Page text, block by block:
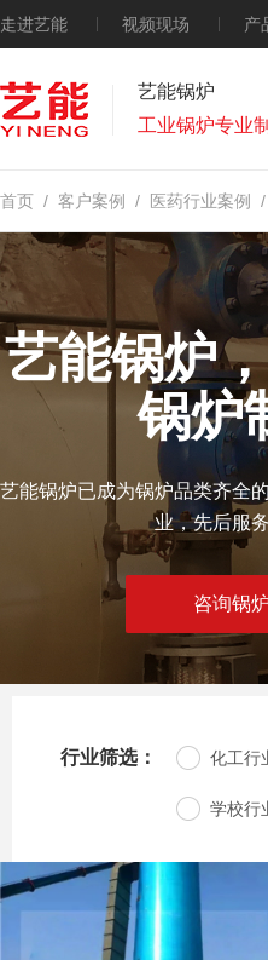
走进艺能 视频现场 产
艺能锅炉
工业锅炉专业
首页 / 客户案例 / 医药行业案例 /
艺能锅炉
锅炉
艺能锅炉已成为锅炉品类齐全
业，先后服
咨询锅
行业筛选： 化工行
学校行